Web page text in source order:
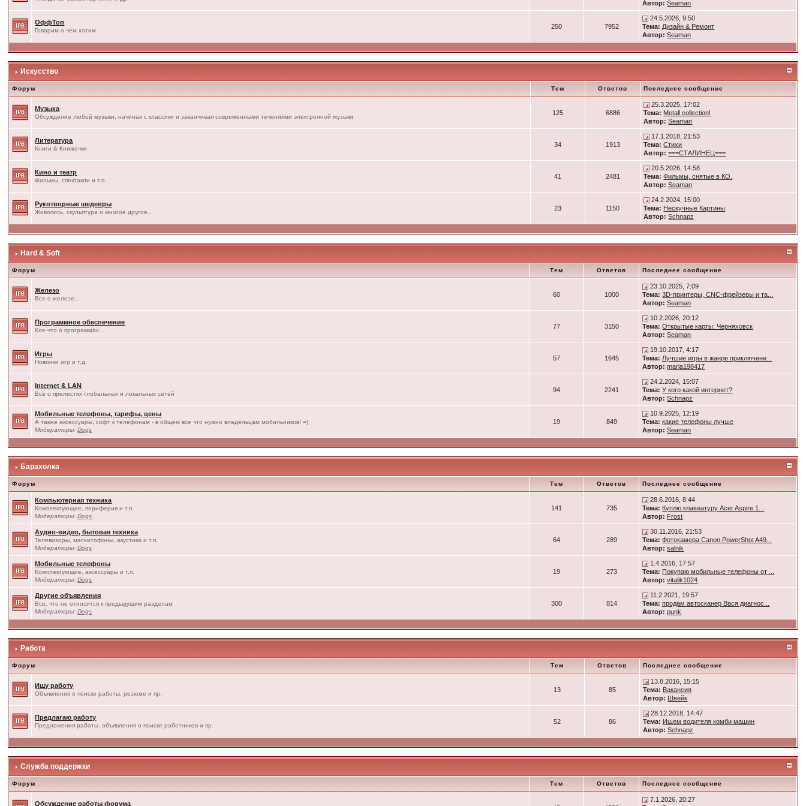
Автор: Seaman
ОффТоп
Говорим о чем хотим
250 7952
24.5.2026, 9:50
Тема: Дизайн & Ремонт
Автор: Seaman
Искусство
Форум Тем Ответов Последнее сообщение
Музыка
Обсуждение любой музыки, начиная с классики и заканчивая современными течениями электронной музыки
125 6886
25.3.2025, 17:02
Тема: Metall collection!
Автор: Seaman
Литература
Книги & Книжечки
34 1913
17.1.2018, 21:53
Тема: Стихи
Автор: ===СТАЛИНЕЦ===
Кино и театр
Фильмы, спектакли и т.п.
41 2481
20.5.2026, 14:58
Тема: Фильмы, снятые в КО.
Автор: Seaman
Рукотворные шедевры
Живопись, скульптура и многое другое...
23 1150
24.2.2024, 15:00
Тема: Нескучные Картины
Автор: Schnapz
Hard & Soft
Форум Тем Ответов Последнее сообщение
Железо
Все о железе...
60 1000
23.10.2025, 7:09
Тема: 3D-принтеры, CNC-фрейзеры и та...
Автор: Seaman
Программное обеспечение
Кое-что о программах...
77 3150
10.2.2026, 20:12
Тема: Открытые карты: Черняховск
Автор: Seaman
Игры
Новинки игр и т.д.
57 1645
19.10.2017, 4:17
Тема: Лучшие игры в жанре приключени...
Автор: maria198417
Internet & LAN
Все о прелестях глобальных и локальных сетей
94 2241
24.2.2024, 15:07
Тема: У кого какой интернет?
Автор: Schnapz
Мобильные телефоны, тарифы, цены
А также аксессуары, софт к телефонам - в общем все что нужно владельцам мобильников! =)
Модераторы:Dogs
19 849
10.9.2025, 12:19
Тема: какие телефоны лучше
Автор: Seaman
Барахолка
Форум Тем Ответов Последнее сообщение
Компьютерная техника
Комплектующие, периферия и т.п.
Модераторы:Dogs
141 735
28.6.2016, 8:44
Тема: Куплю клавиатуру Acer Aspire 1...
Автор: Frost
Аудио-видео, бытовая техника
Телевизоры, магнитофоны, акустика и т.п.
Модераторы:Dogs
64 289
30.11.2016, 21:53
Тема: Фотокамера Canon PowerShot A49...
Автор: salnik
Мобильные телефоны
Комплектующие, аксессуары и т.п.
Модераторы:Dogs
19 273
1.4.2016, 17:57
Тема: Покупаю мобильные телефоны от ...
Автор: vitalik1024
Другие объявления
Все, что не относится к предыдущим разделам
Модераторы:Dogs
300 814
11.2.2021, 19:57
Тема: продам автосканер Вася диагнос...
Автор: punk
Работа
Форум Тем Ответов Последнее сообщение
Ищу работу
Объявления о поиске работы, резюме и пр.
13 85
13.8.2016, 15:15
Тема: Вакансия
Автор: Швейк
Предлагаю работу
Предложения работы, объявления о поиске работников и пр.
52 86
28.12.2018, 14:47
Тема: Ищем водителя комби машин
Автор: Schnapz
Служба поддержки
Форум Тем Ответов Последнее сообщение
Обсуждение работы форума
7.1.2026, 20:27